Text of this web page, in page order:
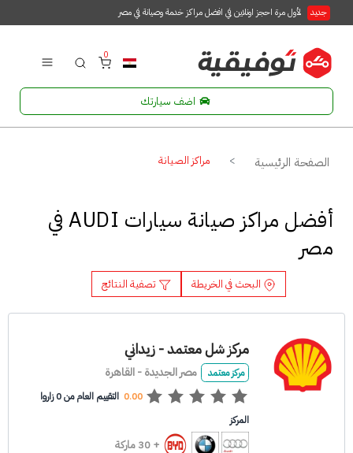
جديد لأول مرة احجز اونلاين في افضل مراكز خدمة وصيانة في مصر
0
اضف سيارتك
الصفحة الرئيسية مراكز الصيانة
أفضل مراكز صيانة سيارات AUDI في
مصر
البحث في الخريطة تصفية النتائج
مركز شل معتمد - زيداني
مركز معتمد مصر الجديدة - القاهرة
0.00
التقييم العام من 0 زاروا
المركز
+ 30 ماركة